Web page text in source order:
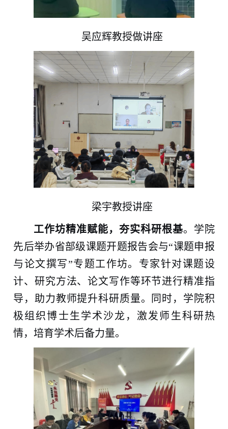
吴应辉教授做讲座
梁宇教授讲座
工作坊精准赋能，夯实科研根基。学院
先后举办省部级课题开题报告会与“课题申报
与论文撰写”专题工作坊。专家针对课题设
计、研究方法、论文写作等环节进行精准指
导，助力教师提升科研质量。同时，学院积
极组织博士生学术沙龙，激发师生科研热
情，培育学术后备力量。